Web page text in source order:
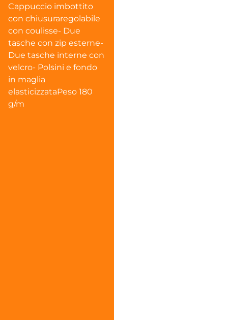
Cappuccio imbottito
con chiusuraregolabile
con coulisse- Due
tasche con zip esterne-
Due tasche interne con
velcro- Polsini e fondo
in maglia
elasticizzataPeso 180
g/m